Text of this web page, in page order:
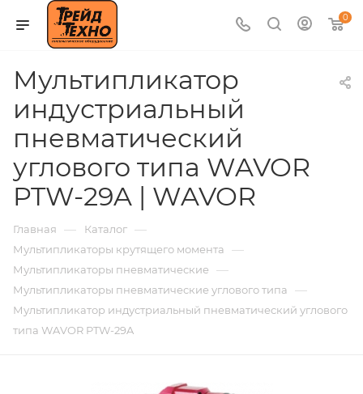
0
Мультипликатор
индустриальный
пневматический
углового типа WAVOR
PTW-29A | WAVOR
Главная — Каталог —
Мультипликаторы крутящего момента —
Мультипликаторы пневматические —
Мультипликаторы пневматические углового типа —
Мультипликатор индустриальный пневматический углового
типа WAVOR PTW-29A